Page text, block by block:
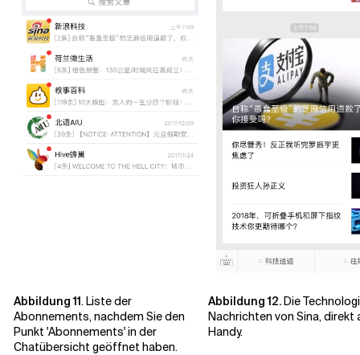
Abbildung 11. Liste der
Abonnements, nachdem Sie den
Punkt 'Abonnements' in der
Chatübersicht geöffnet haben.
Abbildung 12.Die
Nachrichten von Sina, direkt
Handy.